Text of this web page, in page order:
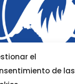
el
de las